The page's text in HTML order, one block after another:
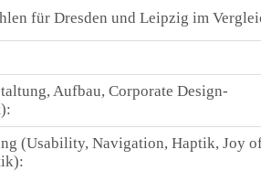
für Dresden und Leipzig im
Aufbau, Corporate Design-
(Usability, Navigation, Haptik, Joy